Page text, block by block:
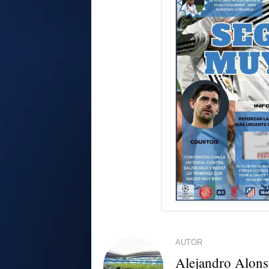
AUTOR
Alejandro